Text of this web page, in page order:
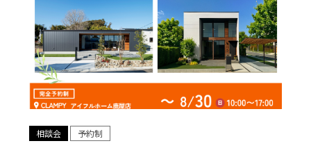
相談会 予約制